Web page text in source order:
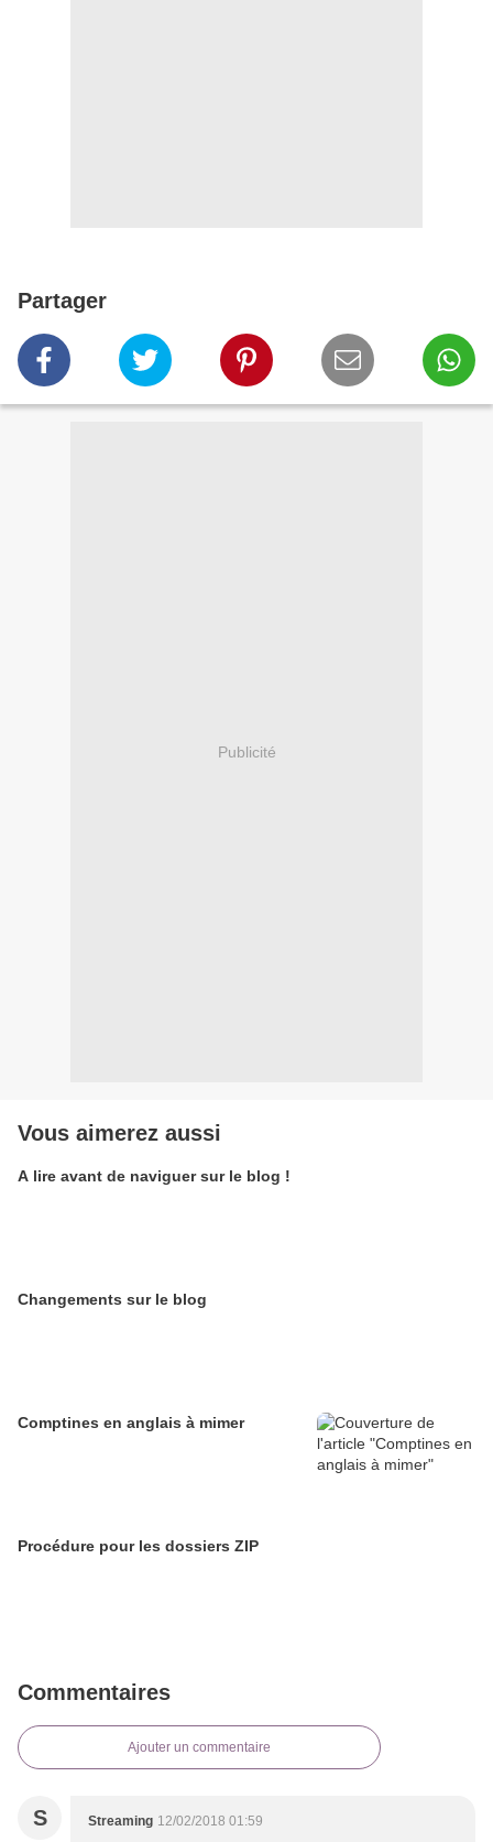
Partager
Publicité
Vous aimerez aussi
A lire avant de naviguer sur le blog !
Changements sur le blog
Comptines en anglais à mimer
Procédure pour les dossiers ZIP
Commentaires
Ajouter un commentaire
S Streaming 12/02/2018 01:59